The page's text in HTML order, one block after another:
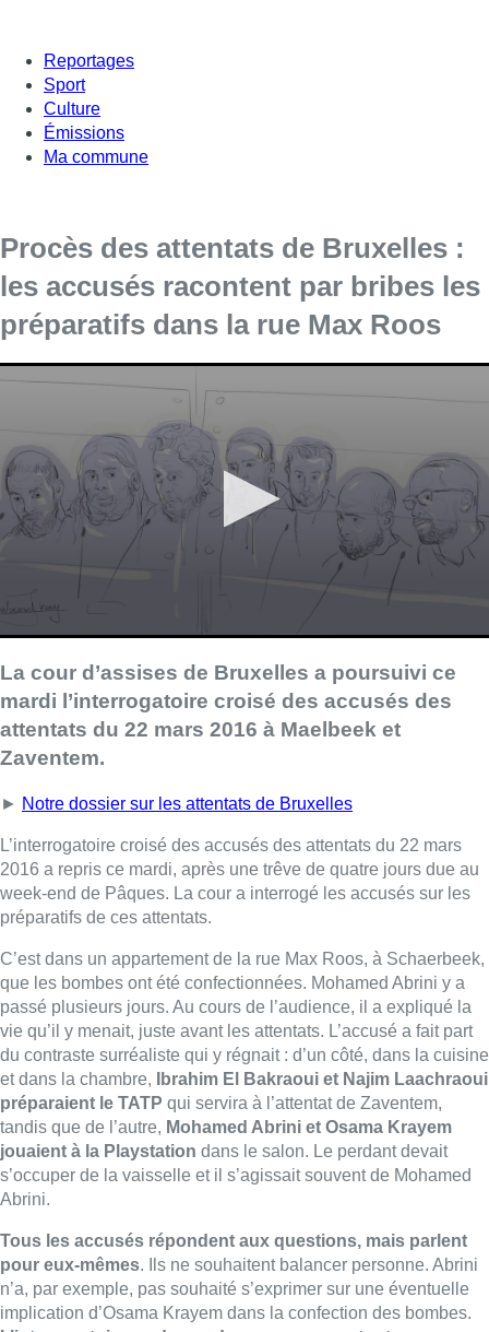
Reportages
Sport
Culture
Émissions
Ma commune
Procès des attentats de Bruxelles :
les accusés racontent par bribes les
préparatifs dans la rue Max Roos
La cour d’assises de Bruxelles a poursuivi ce
mardi l’interrogatoire croisé des accusés des
attentats du 22 mars 2016 à Maelbeek et
Zaventem.
► Notre dossier sur les attentats de Bruxelles
L’interrogatoire croisé des accusés des attentats du 22 mars
2016 a repris ce mardi, après une trêve de quatre jours due au
week-end de Pâques. La cour a interrogé les accusés sur les
préparatifs de ces attentats.
C’est dans un appartement de la rue Max Roos, à Schaerbeek,
que les bombes ont été confectionnées. Mohamed Abrini y a
passé plusieurs jours. Au cours de l’audience, il a expliqué la
vie qu’il y menait, juste avant les attentats. L’accusé a fait part
du contraste surréaliste qui y régnait : d’un côté, dans la cuisine
et dans la chambre,
Ibrahim El Bakraoui et Najim Laachraoui
préparaient le TATP qui servira à l’attentat de Zaventem,
tandis que de l’autre, Mohamed Abrini et Osama Krayem
jouaient à la Playstation dans le salon. Le perdant devait
s’occuper de la vaisselle et il s’agissait souvent de Mohamed
Abrini.
Tous les accusés répondent aux questions, mais parlent
pour eux-mêmes. Ils ne souhaitent balancer personne. Abrini
n’a, par exemple, pas souhaité s’exprimer sur une éventuelle
implication d’Osama Krayem dans la confection des bombes.